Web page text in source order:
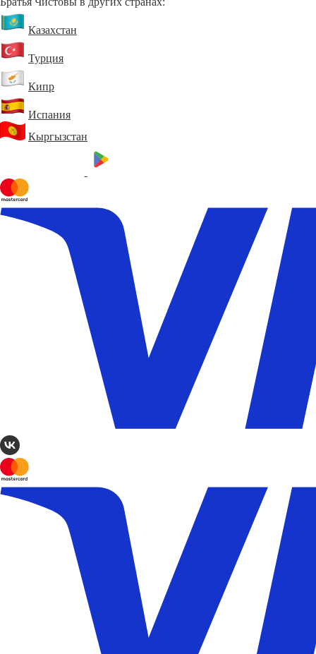
Казахстан
Турция
Кипр
Испания
Кыргызстан